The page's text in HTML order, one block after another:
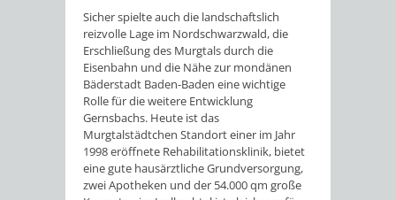
Sicher spielte auch die landschaftslich
reizvolle Lage im Nordschwarzwald, die
Erschließung des Murgtals durch die
Eisenbahn und die Nähe zur mondänen
Bäderstadt Baden-Baden eine wichtige
Rolle für die weitere Entwicklung
Gernsbachs. Heute ist das
Murgtalstädtchen Standort einer im Jahr
1998 eröffnete Rehabilitationsklinik, bietet
eine gute hausärztliche Grundversorgung,
zwei Apotheken und der 54.000 qm große